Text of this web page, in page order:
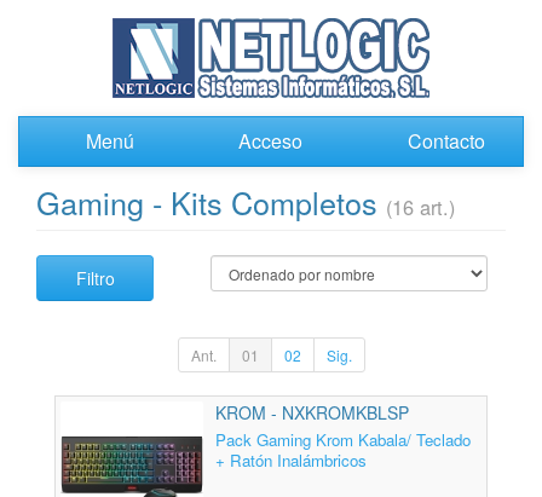
Menú Acceso Contacto
Gaming - Kits Completos (16 art.)
Filtro
Ant. 01 02 Sig.
KROM - NXKROMKBLSP
Pack Gaming Krom Kabala/ Teclado
+ Ratón Inalámbricos